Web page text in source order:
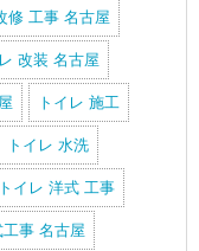
修 工事 名古屋
改装 名古屋
トイレ 施工
トイレ 水洗
トイレ 洋式 工事
工事 名古屋